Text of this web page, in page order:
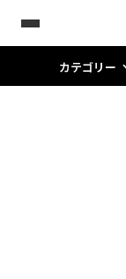
カテゴリー